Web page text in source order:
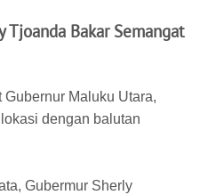
Tjoanda Bakar Semangat
Maluku Utara,
dengan balutan
Gubermur Sherly